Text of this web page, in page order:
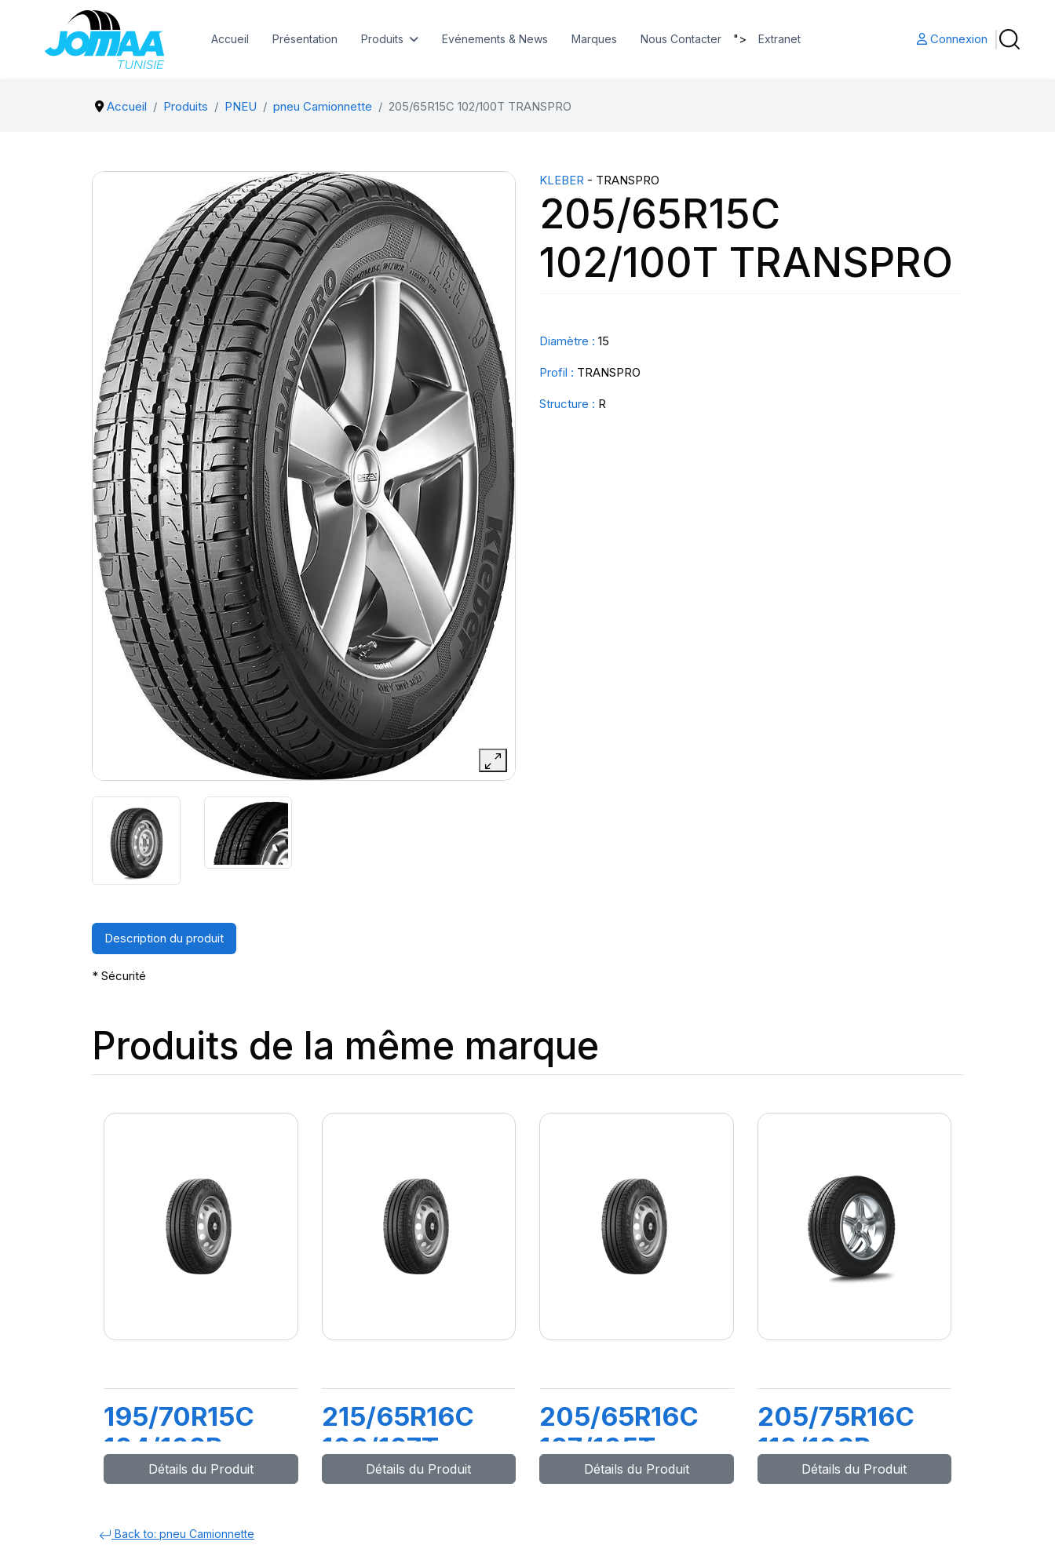
Accueil Présentation Produits Evénements & News Marques Nous Contacter "> Extranet Connexion
Accueil Produits PNEU pneu Camionnette 205/65R15C 102/100T TRANSPRO
KLEBER - TRANSPRO
205/65R15C
102/100T TRANSPRO
Diamètre : 15
Profil : TRANSPRO
Structure : R
Description du produit
* Sécurité
Produits de la même marque
195/70R15C
104/102R
TRANSPRO 2
Détails du Produit
215/65R16C
109/107T
TRANSPRO 2
Détails du Produit
205/65R16C
107/105T
(103H)Détails du Produit
205/75R16C
110/108R
TRANSPRO
Détails du Produit
Back to: pneu Camionnette